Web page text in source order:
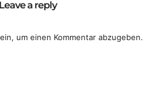
Leave a reply
um einen Kommentar abzugeben.